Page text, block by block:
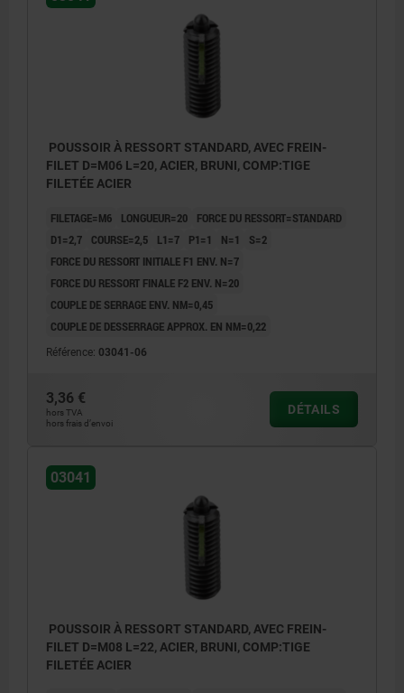
POUSSOIR À RESSORT STANDARD, AVEC FREIN-
FILET D=M06 L=20, ACIER, BRUNI, COMP:TIGE
FILETÉE ACIER
FILETAGE=M6 LONGUEUR=20
FORCE DU RESSORT=STANDARD
D1=2,7
COURSE=2,5 L1=7 P1=1 N=1
S=2
FORCE DU RESSORT INITIALE F1 ENV. N=7
FORCE DU RESSORT FINALE F2 ENV. N=20
COUPLE DE SERRAGE ENV. NM=0,45
COUPLE DE DESSERRAGE APPROX. EN NM=0,22
Référence: 03041-06
3,36 €
hors TVA
hors frais d’envoi
DÉTAILS
03041
POUSSOIR À RESSORT STANDARD, AVEC FREIN-
FILET D=M08 L=22, ACIER, BRUNI, COMP:TIGE
FILETÉE ACIER